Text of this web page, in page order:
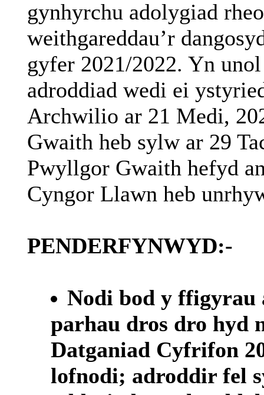
gynhyrchu adolygiad
weithgareddau’r
gyfer 2021/2022. Yn
adroddiad wedi ei
Archwilio ar 21 Medi,
Gwaith heb sylw ar 29
Pwyllgor Gwaith hefyd
Cyngor Llawn heb
PENDERFYNWYD:-
Nodi bod y
parhau dros dro hyd
Datganiad Cyfrifon
lofnodi; adroddir fel